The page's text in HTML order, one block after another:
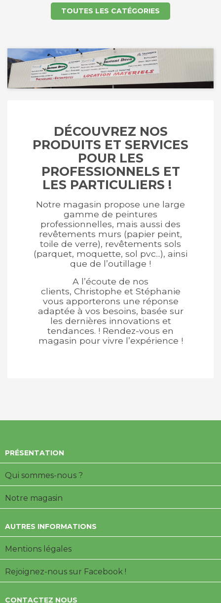
TOUTES LES CATÉGORIES
DÉCOUVREZ NOS
PRODUITS ET SERVICES
POUR LES
PROFESSIONNELS ET
LES PARTICULIERS !
Notre magasin propose une large
gamme de peintures
professionnelles, mais aussi des
revêtements murs (papier peint,
toile de verre), revêtements sols
(parquet, moquette, sol pvc...), ainsi
que de l’outillage !
A l’écoute de nos
clients, Christophe et Stéphanie
vous apporterons une réponse
adaptée à vos besoins, basée sur
les dernières innovations et
tendances. ! Rendez-vous en
magasin pour vivre l’expérience !
PRÉSENTATION
Qui sommes-nous ?
Notre magasin
AUTRES INFORMATIONS
Mentions légales
Rejoignez-nous sur Facebook !
CONTACTEZ NOUS